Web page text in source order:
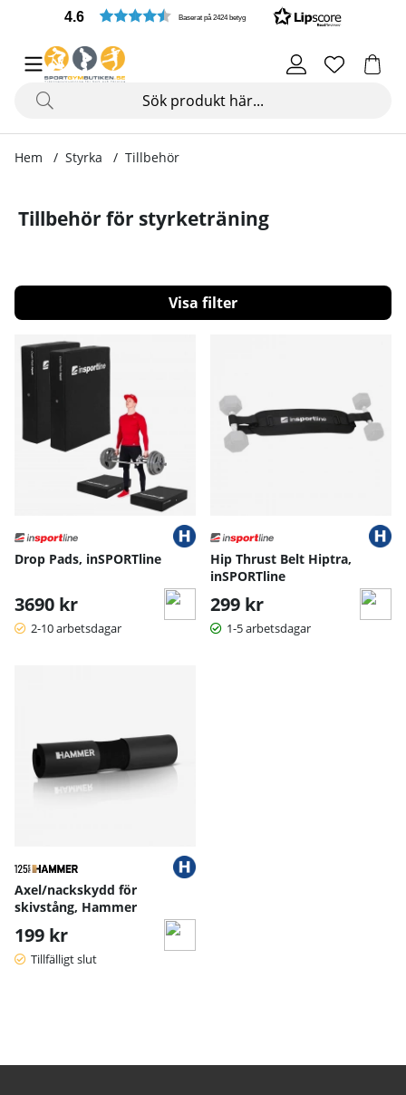
4.6 Baserat på 2424 betyg
Hem Styrka Tillbehör
Tillbehör för styrketräning
Filtrera
Produkter
Drop Pads, inSPORTline
3690 kr
2-10 arbetsdagar
Hip Thrust Belt Hiptra,
inSPORTline
299 kr
1-5 arbetsdagar
Axel/nackskydd för
skivstång, Hammer
199 kr
Tillfälligt slut